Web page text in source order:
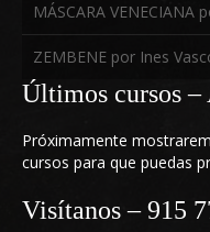
MÁSCARA VENECIANA
ZEMBENE por Ines
Últimos cursos –
Próximamente
cursos para que puedas
Visítanos – 915